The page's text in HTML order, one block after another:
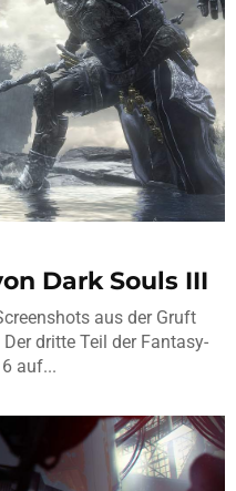
Dark Souls III
aus der Gruft
dritte Teil der Fantasy-
auf...